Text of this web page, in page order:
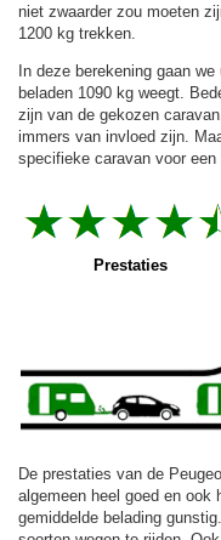
niet zwaarder zou moeten
1200 kg trekken.
In deze berekening gaan
beladen 1090 kg weegt.
zijn van de gekozen
immers van invloed zijn.
specifieke caravan voor een
Prestaties
De prestaties van de
algemeen heel goed en ook
gemiddelde belading